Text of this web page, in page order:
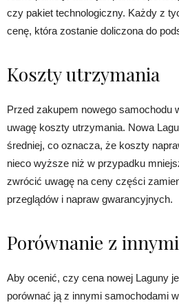
czy pakiet technologiczny. Każdy z
cenę, która zostanie doliczona do
Koszty utrzymania
Przed zakupem nowego samochodu
uwagę koszty utrzymania. Nowa
średniej, co oznacza, że koszty
nieco wyższe niż w przypadku
zwrócić uwagę na ceny części
przeglądów i napraw gwarancyjnych.
Porównanie z
Aby ocenić, czy cena nowej Laguny
porównać ją z innymi samochodami